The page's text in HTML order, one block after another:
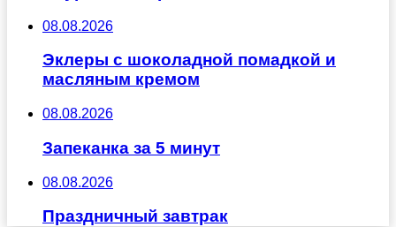
08.08.2026
Эклеры с шоколадной помадкой и
масляным кремом
08.08.2026
Запеканка за 5 минут
08.08.2026
Праздничный завтрак